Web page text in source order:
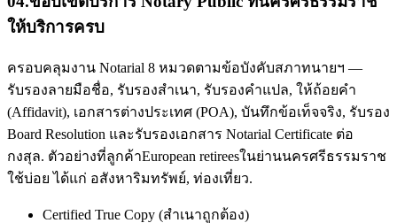
ให้บริการครบ
ครอบคลุมงาน Notarial 8 หมวดตามข้อบังคับสภาทนายฯ —
รับรองลายมือชื่อ, รับรองสำเนา, รับรองคำแปล, ให้ถ้อยคำ
(Affidavit), เอกสารต่างประเทศ (POA), บันทึกข้อเท็จจริง, รับรอง
Board Resolution และรับรองเอกสาร Notarial Certificate ต่อ
กงสุล. ตัวอย่างที่ลูกค้าEuropean retireesในย่านนครศรีธรรมราช
ใช้บ่อย ได้แก่ อสังหาริมทรัพย์, ท่องเที่ยว.
Certified True Copy (สำเนาถูกต้อง)